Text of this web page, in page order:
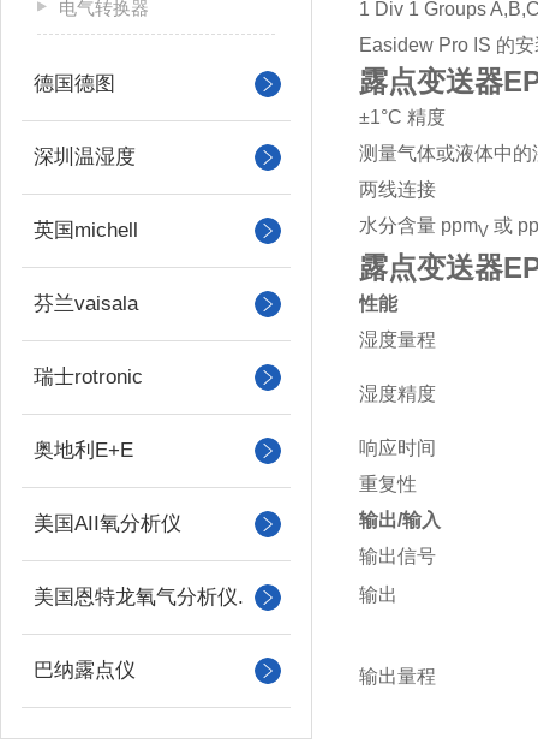
电气转换器
德国德图
深圳温湿度
英国michell
芬兰vaisala
瑞士rotronic
奥地利E+E
美国AII氧分析仪
美国恩特龙氧气分析仪.
巴纳露点仪
1 Div 1 Groups
Easidew Pro IS 的
露点变送器
±1°C 精度
测量气体或液体中的
两线连接
水分含量 ppmV 或
露点变送器
性能
湿度量程
湿度精度
响应时间
重复性
输出/输入
输出信号
输出
输出量程